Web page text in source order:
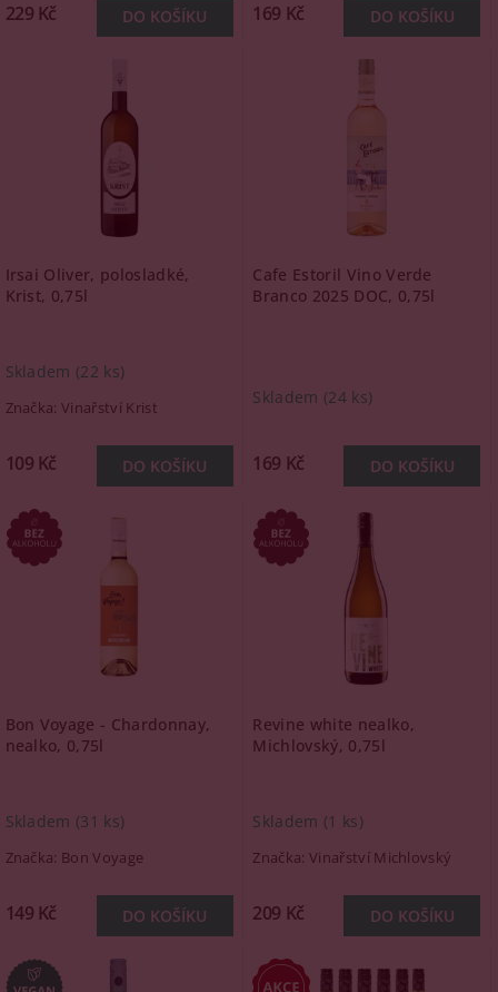
229 Kč 169 Kč
Irsai Oliver, polosladké,
Krist, 0,75l
Skladem (22 ks)
Značka:Vinařství Krist
109 Kč
Cafe Estoril Vino Verde
Branco 2025 DOC, 0,75l
Skladem (24 ks)
169 Kč
Bon Voyage - Chardonnay,
nealko, 0,75l
Skladem (31 ks)
Značka: Bon Voyage
149 Kč
Revine white nealko,
Michlovský, 0,75l
Skladem (1 ks)
Značka: Vinařství Michlovský
209 Kč